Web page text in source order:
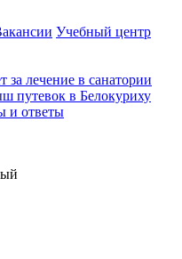
Учебный центр
за лечение в санатории
путевок в Белокуриху
и ответы